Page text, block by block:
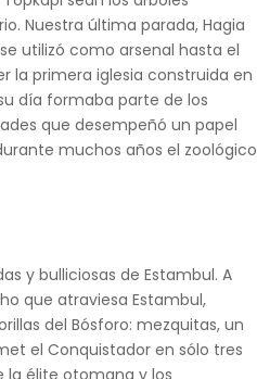
Nuestra última parada, Hagia
utilizó como arsenal hasta el
la primera iglesia construida en
día formaba parte de los
que desempeñó un papel
muchos años el zoológico
y bulliciosas de Estambul. A
que atraviesa Estambul,
del Bósforo: mezquitas, un
el Conquistador en sólo tres
la élite otomana y los